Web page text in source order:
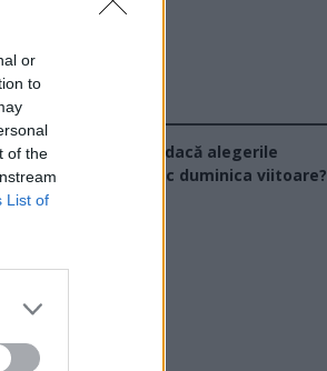
or
to
of the
List of
Ce partid ați vota dacă alegerile
ar avea loc duminica viitoare?
UDMR